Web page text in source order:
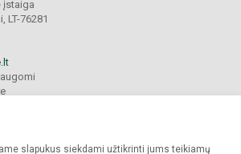
slapukus siekdami užtikrinti jums teikiamų
įstaiga
LT-76281